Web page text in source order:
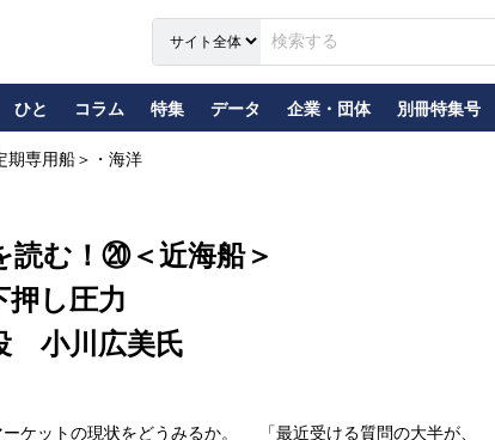
ひと コラム 特集 データ 企業・団体 別冊特集号
期専用船＞・海洋
読む！⑳＜近海船＞
押し圧力
小川広美氏
ットの現状をどうみるか。 「最近受ける質問の大半が、